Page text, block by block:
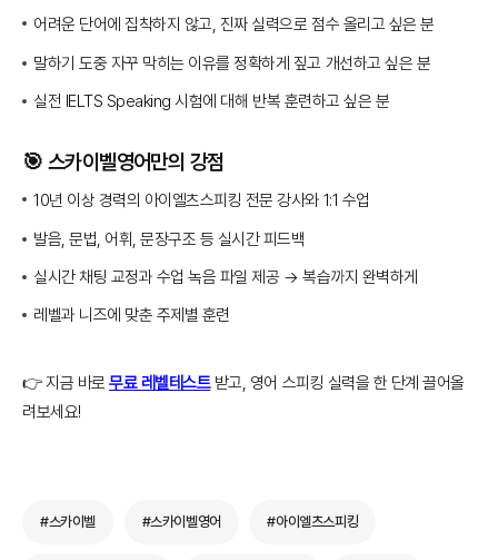
어려운 단어에 집착하지 않고, 진짜 실력으로 점수 올리고 싶은 분
말하기 도중 자꾸 막히는 이유를 정확하게 짚고 개선하고 싶은 분
실전 IELTS Speaking 시험에 대해 반복 훈련하고 싶은 분
🎯 스카이벨영어만의 강점
10년 이상 경력의 아이엘츠스피킹 전문 강사와 1:1 수업
발음, 문법, 어휘, 문장구조 등 실시간 피드백
실시간 채팅 교정과 수업 녹음 파일 제공 → 복습까지 완벽하게
레벨과 니즈에 맞춘 주제별 훈련
👉 지금 바로무료 레벨테스트받고, 영어 스피킹 실력을 한 단계 끌어올
려보세요!
#스카이벨 #스카이벨영어 #아이엘츠스피킹